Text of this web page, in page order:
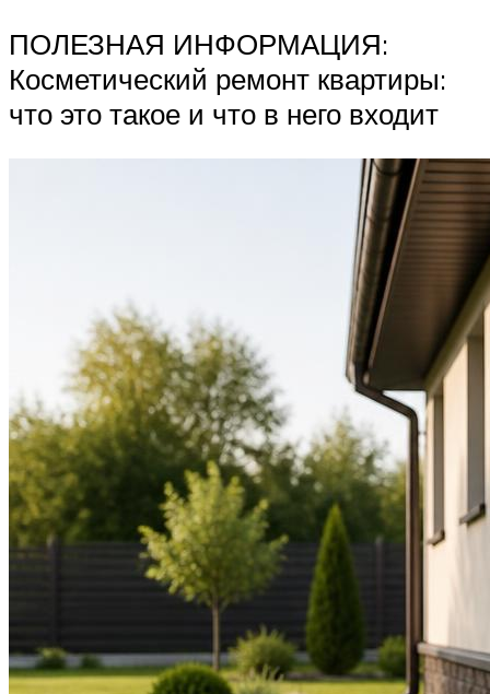
ПОЛЕЗНАЯ ИНФОРМАЦИЯ:
Косметический ремонт квартиры:
что это такое и что в него входит